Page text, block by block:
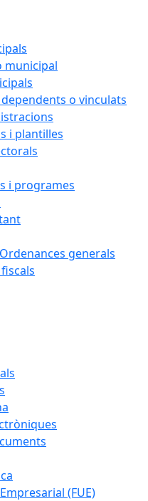
municipal
o vinculats
i plantilles
i programes
generals
(FUE)